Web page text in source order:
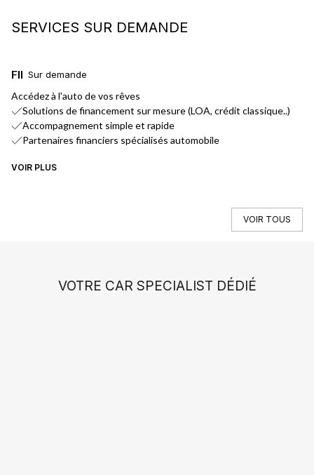
SERVICES SUR DEMANDE
Sur demande
FINANCEMENT
Accédez à l'auto de vos rêves
Solutions de financement sur mesure (LOA, crédit classique..)
Accompagnement simple et rapide
Partenaires financiers spécialisés automobile
VOIR PLUS
VOIR TOUS
VOTRE CAR SPECIALIST DÉDIÉ